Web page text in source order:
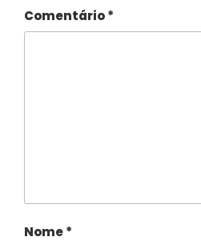
Comentário*
Nome*